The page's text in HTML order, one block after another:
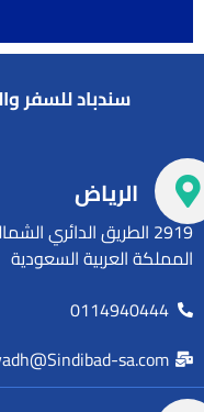
سندباد للسفر
الرياض
المملكة العربية السعودية
0114940444
sa.com